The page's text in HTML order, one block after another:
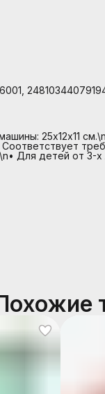
25х12х11
Соответствует
Для детей от 3-х